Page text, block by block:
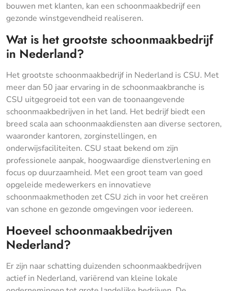
bouwen met klanten, kan een schoonmaakbedrijf een
gezonde winstgevendheid realiseren.
Wat is het grootste schoonmaakbedrijf
in Nederland?
Het grootste schoonmaakbedrijf in Nederland is CSU. Met
meer dan 50 jaar ervaring in de schoonmaakbranche is
CSU uitgegroeid tot een van de toonaangevende
schoonmaakbedrijven in het land. Het bedrijf biedt een
breed scala aan schoonmaakdiensten aan diverse sectoren,
waaronder kantoren, zorginstellingen, en
onderwijsfaciliteiten. CSU staat bekend om zijn
professionele aanpak, hoogwaardige dienstverlening en
focus op duurzaamheid. Met een groot team van goed
opgeleide medewerkers en innovatieve
schoonmaakmethoden zet CSU zich in voor het creëren
van schone en gezonde omgevingen voor iedereen.
Hoeveel schoonmaakbedrijven
Nederland?
Er zijn naar schatting duizenden schoonmaakbedrijven
actief in Nederland, variërend van kleine lokale